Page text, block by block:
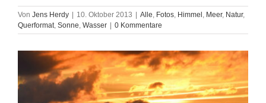
Von Jens Herdy 10. Oktober 2013 Alle, Fotos, Himmel , Meer, Natur,
Querformat, Sonne, Wasser 0 Kommentare
Zeige
grösseres
Bild